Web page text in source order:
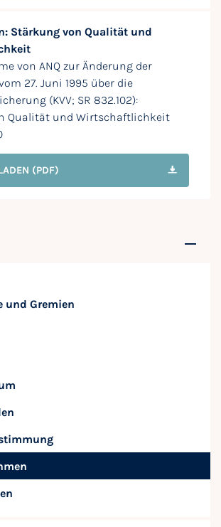
und Gremien
Stärkung von Qualität und
von ANQ zur Änderung der
27. Juni 1995 über die
(KVV; SR 832.102):
Qualität und Wirtschaftlichkeit
(PDF)